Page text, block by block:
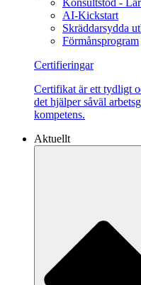
AI-Kickstart
Skräddarsydda
Förmånsprogram
Certifieringar
Certifikat är ett tydligt
det hjälper såväl
kompetens.
Aktuellt